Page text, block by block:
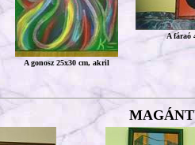
A gonosz 25x30 cm, akril
A fáraó